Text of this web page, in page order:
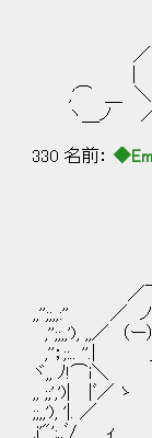
／
／_,
／ （ー）
|
,'⌒ ＿
ヽ＿
330 名前：
; 。
| ,;: ,|i i,|
| ,;: ,|i i,| ;;
i .. ; |i //
| ;; ,.; .:..;
／￣￣￣
,,'';;,,:'' ／
,'';;,,'), ,,／
,''；;:..
ヾ,, ﾉ!⌒i＼
,, ;;',')| |ﾞ／
;;,,'), '|. ／ ＼
,i'"';..ﾞ/ ｨ r